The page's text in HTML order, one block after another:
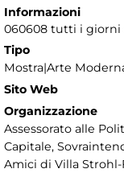
Informazioni
060608 tutti i giorni
Tipo
Mostra|Arte
Sito Web
Organizzazione
Assessorato alle
Capitale,
Amici di Villa Strohl-